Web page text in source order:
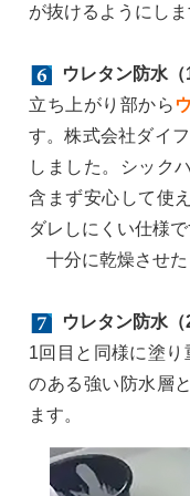
が抜けるようにしま
ウレタン防水（
立ち上がり部から
す。株式会社ダイ
しました。シック
含まず安心して使
ダレしにくい仕様で
十分に乾燥させた
ウレタン防水（
1回目と同様に塗
のある強い防水層
ます。